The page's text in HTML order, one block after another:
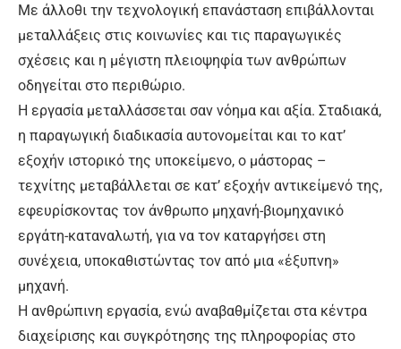
Με άλλοθι την τεχνολογική επανάσταση επιβάλλονται
μεταλλάξεις στις κοινωνίες και τις παραγωγικές
σχέσεις και η μέγιστη πλειοψηφία των ανθρώπων
οδηγείται στο περιθώριο.
Η εργασία μεταλλάσσεται σαν νόημα και αξία. Σταδιακά,
η παραγωγική διαδικασία αυτονομείται και το κατ’
εξοχήν ιστορικό της υποκείμενο, ο μάστορας –
τεχνίτης μεταβάλλεται σε κατ’ εξοχήν αντικείμενό της,
εφευρίσκοντας τον άνθρωπο μηχανή-βιομηχανικό
εργάτη-καταναλωτή, για να τον καταργήσει στη
συνέχεια, υποκαθιστώντας τον από μια «έξυπνη»
μηχανή.
Η ανθρώπινη εργασία, ενώ αναβαθμίζεται στα κέντρα
διαχείρισης και συγκρότησης της πληροφορίας στο